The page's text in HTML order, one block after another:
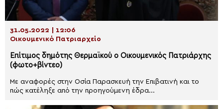
31.05.2022 | 12:06
Οικουμενικό Πατριαρχείο
Επίτιμος δημότης Θερμαϊκού ο Οικουμενικός Πατριάρχης
(φωτο+βίντεο)
Με αναφορές στην Οσία Παρασκευή την Επιβατινή και το
πώς κατέληξε από την προηγούμενη έδρα...